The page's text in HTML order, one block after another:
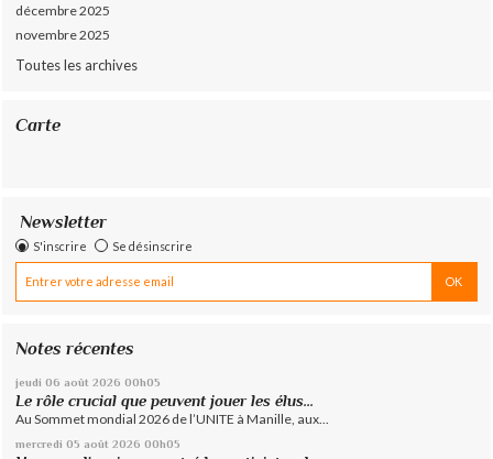
décembre 2025
novembre 2025
Toutes les archives
Carte
Newsletter
S'inscrire Se désinscrire
Notes récentes
jeudi 06 août 2026 00h05
Le rôle crucial que peuvent jouer les élus...
Au Sommet mondial 2026 de l’UNITE à Manille, aux...
mercredi 05 août 2026 00h05